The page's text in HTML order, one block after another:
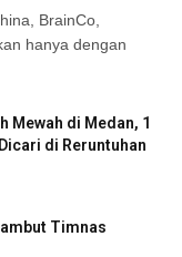
BrainCo,
hanya dengan
Mewah di Medan, 1
di Reruntuhan
Timnas